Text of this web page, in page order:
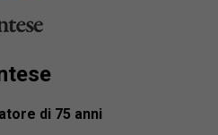
di 75 anni